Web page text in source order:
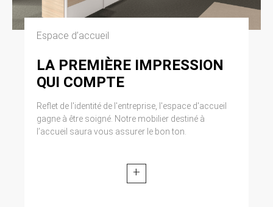
Espace d’accueil
LA PREMIÈRE IMPRESSION
QUI COMPTE
Reflet de l'identité de l'entreprise, l'espace d'accueil
gagne à être soigné. Notre mobilier destiné à
l’accueil saura vous assurer le bon ton.
+